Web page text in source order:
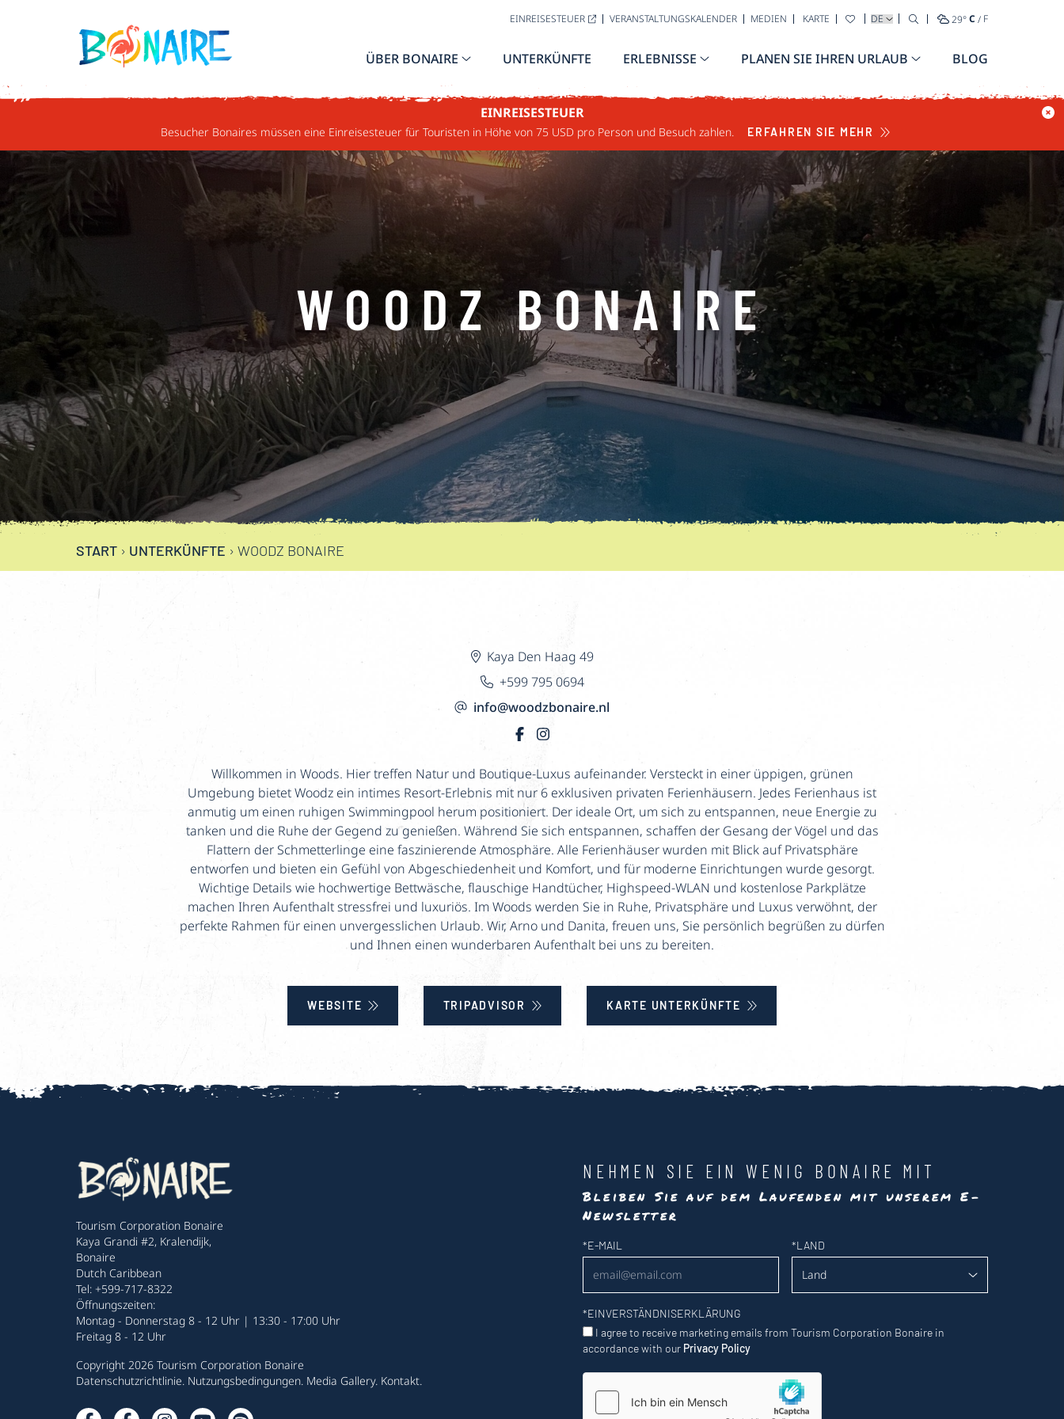
EINREISESTEUER VERANSTALTUNGSKALENDER MEDIEN KARTE WÄHLEN SIE IHRE SPRACHE AUS
29°C / F
ÜBER BONAIRE UNTERKÜNFTE ERLEBNISSE PLANEN SIE IHREN URLAUB BLOG
EINREISESTEUER
Besucher Bonaires müssen eine Einreisesteuer für Touristen in Höhe von 75 USD pro Person und Besuch zahlen. ERFAHREN SIE MEHR
WOODZ BONAIRE
START › UNTERKÜNFTE › WOODZ BONAIRE
Kaya Den Haag 49
+599 795 0694
info@woodzbonaire.nl
Willkommen in Woods. Hier treffen Natur und Boutique-Luxus aufeinander. Versteckt in einer üppigen, grünen
Umgebung bietet Woodz ein intimes Resort-Erlebnis mit nur 6 exklusiven privaten Ferienhäusern. Jedes Ferienhaus ist
anmutig um einen ruhigen Swimmingpool herum positioniert. Der ideale Ort, um sich zu entspannen, neue Energie zu
tanken und die Ruhe der Gegend zu genießen. Während Sie sich entspannen, schaffen der Gesang der Vögel und das
Flattern der Schmetterlinge eine faszinierende Atmosphäre. Alle Ferienhäuser wurden mit Blick auf Privatsphäre
entworfen und bieten ein Gefühl von Abgeschiedenheit und Komfort, und für moderne Einrichtungen wurde gesorgt.
Wichtige Details wie hochwertige Bettwäsche, flauschige Handtücher, Highspeed-WLAN und kostenlose Parkplätze
machen Ihren Aufenthalt stressfrei und luxuriös. Im Woods werden Sie in Ruhe, Privatsphäre und Luxus verwöhnt, der
perfekte Rahmen für einen unvergesslichen Urlaub. Wir, Arno und Danita, freuen uns, Sie persönlich begrüßen zu dürfen
und Ihnen einen wunderbaren Aufenthalt bei uns zu bereiten.
WEBSITE TRIPADVISOR KARTE UNTERKÜNFTE
Tourism Corporation Bonaire
Kaya Grandi #2, Kralendijk,
Bonaire
Dutch Caribbean
Tel: +599-717-8322
Öffnungszeiten:
Montag - Donnerstag 8 - 12 Uhr | 13:30 - 17:00 Uhr
Freitag 8 - 12 Uhr
Copyright 2026 Tourism Corporation Bonaire
Datenschutzrichtlinie. Nutzungsbedingungen. Media Gallery. Kontakt.
NEHMEN SIE EIN WENIG BONAIRE MIT
Bleiben Sie auf dem Laufenden mit unserem E-
Newsletter
Newsletter
*E-MAIL *LAND
*EINVERSTÄNDNISERKLÄRUNG
I agree to receive marketing emails from Tourism Corporation Bonaire in
accordance with our Privacy Policy